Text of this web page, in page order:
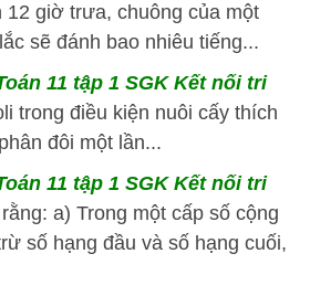
giờ trưa, chuông của một
sẽ đánh bao nhiêu tiếng...
11 tập 1 SGK Kết nối tri
trong điều kiện nuôi cấy thích
đôi một lần...
11 tập 1 SGK Kết nối tri
a) Trong một cấp số cộng
số hạng đầu và số hạng cuối,